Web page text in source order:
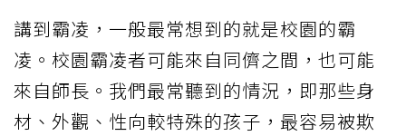
講到霸凌，一般最常想到的就是校園的霸
凌。校園霸凌者可能來自同儕之間，也可能
來自師長。我們最常聽到的情況，即那些身
材、外觀、性向較特殊的孩子，最容易被欺